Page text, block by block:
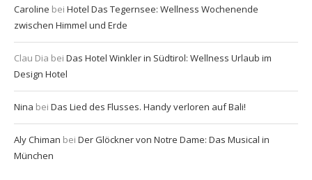
Caroline bei Hotel Das Tegernsee: Wellness Wochenende
zwischen Himmel und Erde
Clau Dia bei Das Hotel Winkler in Südtirol: Wellness Urlaub im
Design Hotel
Nina bei Das Lied des Flusses. Handy verloren auf Bali!
Aly Chiman bei Der Glöckner von Notre Dame: Das Musical in
München